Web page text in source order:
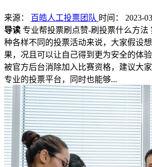
来源： 百皓人工投票团队 时间： 2023-
导读 专业帮投票刷点赞-刷投票什么方法
种各样不同的投票活动来说，大家假设
果，况且可以让自己得到更为安全的体
被官方后台消除加入比赛资格，建议大
专业的投票平台，同时也能够...